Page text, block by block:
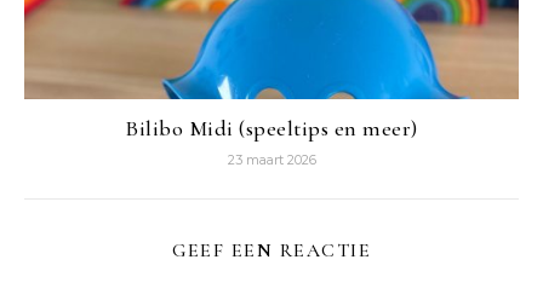
Bilibo Midi (speeltips en meer)
23 maart 2026
GEEF EEN REACTIE